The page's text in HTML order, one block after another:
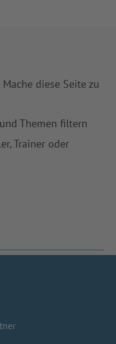
diese Seite zu
Themen filtern
Trainer oder